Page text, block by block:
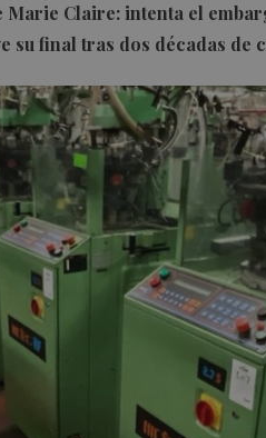
Marie Claire: intenta el
final tras dos décadas de